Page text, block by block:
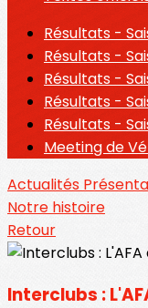
Résultats -
Résultats -
Résultats -
Résultats -
Résultats -
Meeting de
Actualités
Notre histoire
Retour
Interclubs :